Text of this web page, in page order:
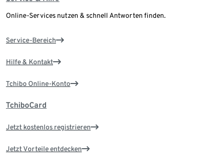
Online-Services nutzen & schnell Antworten finden.
Service-Bereich
Hilfe & Kontakt
Tchibo Online-Konto
TchiboCard
Jetzt kostenlos registrieren
Jetzt Vorteile entdecken